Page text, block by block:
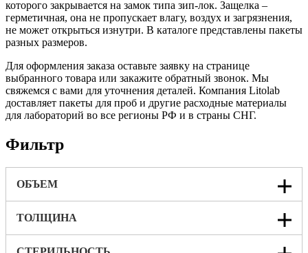
которого закрывается на замок типа зип-лок. Защелка –
герметичная, она не пропускает влагу, воздух и загрязнения,
не может открыться изнутри. В каталоге представлены пакеты
разных размеров.
Для оформления заказа оставьте заявку на странице
выбранного товара или закажите обратный звонок. Мы
свяжемся с вами для уточнения деталей. Компания Litolab
доставляет пакеты для проб и другие расходные материалы
для лабораторий во все регионы РФ и в страны СНГ.
Фильтр
ОБЪЕМ
ТОЛЩИНА